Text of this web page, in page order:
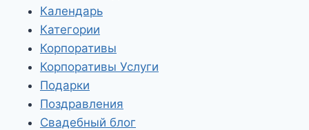
Календарь
Категории
Корпоративы
Корпоративы Услуги
Подарки
Поздравления
Свадебный блог